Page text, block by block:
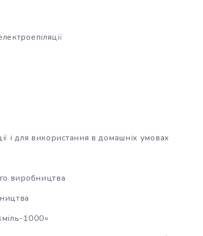
і для використання в домашніх умовах
виробництва
1000»